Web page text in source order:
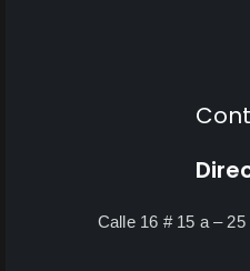
Calle 16 # 15 a –